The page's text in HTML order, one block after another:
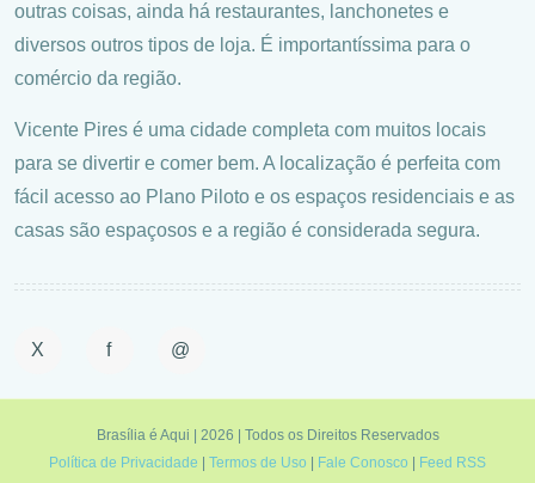
outras coisas, ainda há restaurantes, lanchonetes e
diversos outros tipos de loja. É importantíssima para o
comércio da região.
Vicente Pires é uma cidade completa com muitos locais
para se divertir e comer bem. A localização é perfeita com
fácil acesso ao Plano Piloto e os espaços residenciais e as
casas são espaçosos e a região é considerada segura.
X f @
Brasília é Aqui | 2026 | Todos os Direitos Reservados
Política de Privacidade
Termos de Uso Fale Conosco
Feed RSS